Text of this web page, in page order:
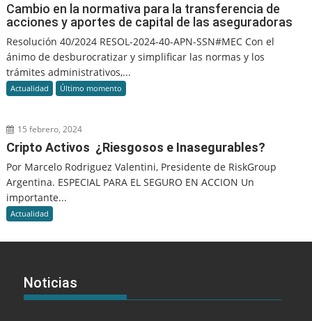
Cambio en la normativa para la transferencia de
acciones y aportes de capital de las aseguradoras
Resolución 40/2024 RESOL-2024-40-APN-SSN#MEC Con el
ánimo de desburocratizar y simplificar las normas y los
trámites administrativos,...
Actualidad Último momento
15 febrero, 2024
Cripto Activos ¿Riesgosos e Inasegurables?
Por Marcelo Rodriguez Valentini, Presidente de RiskGroup
Argentina. ESPECIAL PARA EL SEGURO EN ACCION Un
importante...
Actualidad
Noticias